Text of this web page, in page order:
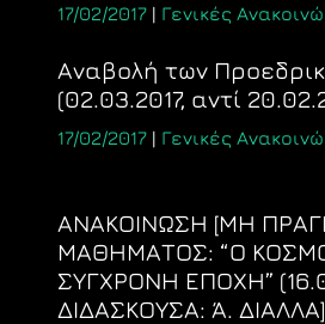
17/02/2017 | Γενικές
Aναβολή των
(02.03.2017, αντί
17/02/2017 | Γενικές
ΑΝΑΚΟΙΝΩΣΗ [ΜΗ
ΜΑΘΗΜΑΤΟΣ: “Ο
ΣΥΓΧΡΟΝΗ ΕΠΟΧΗ”
ΔΙΔΑΣΚΟΥΣΑ: Ά. ΔΙΑΛΛΑ]